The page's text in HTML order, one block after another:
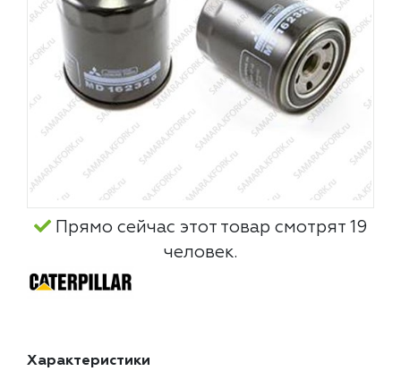
Прямо сейчас этот товар смотрят 19
человек.
Характеристики